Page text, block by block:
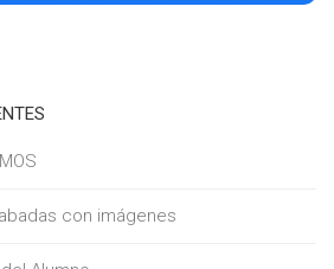
con imágenes